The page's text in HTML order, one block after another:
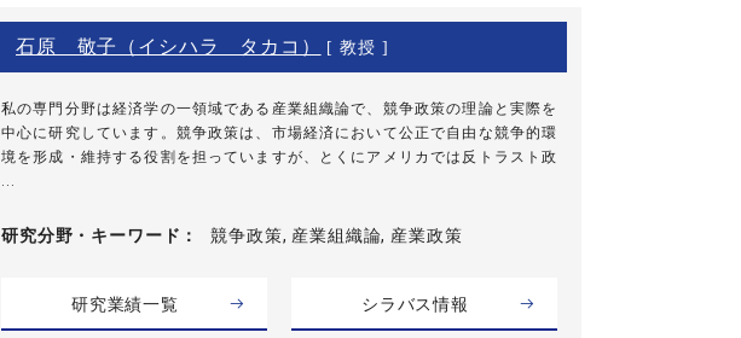
石原 敬子（イシハラ タカコ） [ 教授 ]
私の専門分野は経済学の一領域である産業組織論で、競争政策の理論と実際を
中心に研究しています。競争政策は、市場経済において公正で自由な競争的環
境を形成・維持する役割を担っていますが、とくにアメリカでは反トラスト政
研究分野・ キーワード 競争政策, 産業組織論, 産業政策
研究業績一覧 シラバス情報